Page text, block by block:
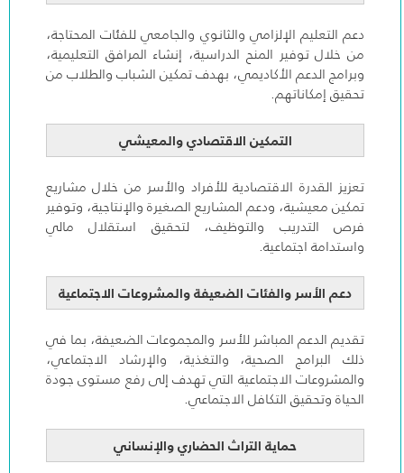
دعم التعليم الإلزامي والثانوي والجامعي للفئات المحتاجة،
من خلال توفير المنح الدراسية، إنشاء المرافق التعليمية،
وبرامج الدعم الأكاديمي، بهدف تمكين الشباب والطلاب من
تحقيق إمكاناتهم.
التمكين الاقتصادي والمعيشي
تعزيز القدرة الاقتصادية للأفراد والأسر من خلال مشاريع
تمكين معيشية، ودعم المشاريع الصغيرة والإنتاجية، وتوفير
فرص التدريب والتوظيف، لتحقيق استقلال مالي
واستدامة اجتماعية.
دعم الأسر والفئات الضعيفة والمشروعات الاجتماعية
تقديم الدعم المباشر للأسر والمجموعات الضعيفة، بما في
ذلك البرامج الصحية، والتغذية، والإرشاد الاجتماعي،
والمشروعات الاجتماعية التي تهدف إلى رفع مستوى جودة
الحياة وتحقيق التكافل الاجتماعي.
حماية التراث الحضاري والإنساني